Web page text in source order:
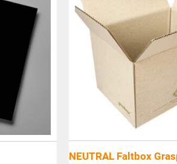
NEUTRAL Faltbox